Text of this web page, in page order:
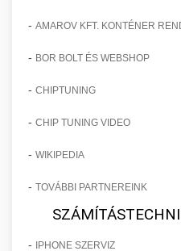
- AMAROV KFT. KONTÉNER
- BOR BOLT ÉS WEBSHOP
- CHIPTUNING
- CHIP TUNING VIDEO
- WIKIPEDIA
- TOVÁBBI PARTNEREINK
- IPHONE SZERVIZ